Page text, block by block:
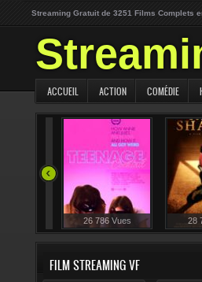
Streaming Gratuit de 3251 Films Complets
ACCUEIL ACTION COMÉDIE
26 786 Vues 28
FILM STREAMING VF